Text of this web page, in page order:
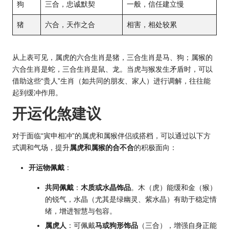
狗 三合，忠诚默契 一般，信任建立慢
猪 六合，天作之合 相害，相处较累
从上表可见，属虎的六合生肖是猪，三合生肖是马、狗；属猴的
六合生肖是蛇，三合生肖是鼠、龙。当虎与猴发生矛盾时，可以
借助这些“贵人”生肖（如共同的朋友、家人）进行调解，往往能
起到缓冲作用。
开运化煞建议
对于面临“寅申相冲”的属虎和属猴伴侣或搭档，可以通过以下方
式调和气场，提升属虎和属猴的合不合的积极面向：
开运物佩戴 ：
共同佩戴 ： 木质或水晶饰品。木（虎）能缓和金（猴）
的锐气，水晶（尤其是绿幽灵、紫水晶）有助于稳定情
绪，增进智慧与包容。
属虎人 ：可佩戴马或狗形饰品 （三合），增强自身正能